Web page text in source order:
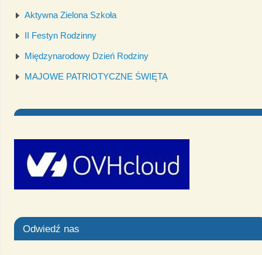
Aktywna Zielona Szkoła
II Festyn Rodzinny
Międzynarodowy Dzień Rodziny
MAJOWE PATRIOTYCZNE ŚWIĘTA
Odwiedź nas